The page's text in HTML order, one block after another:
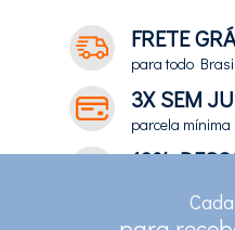
FRETE
para todo
3X SEM
parcela
10%